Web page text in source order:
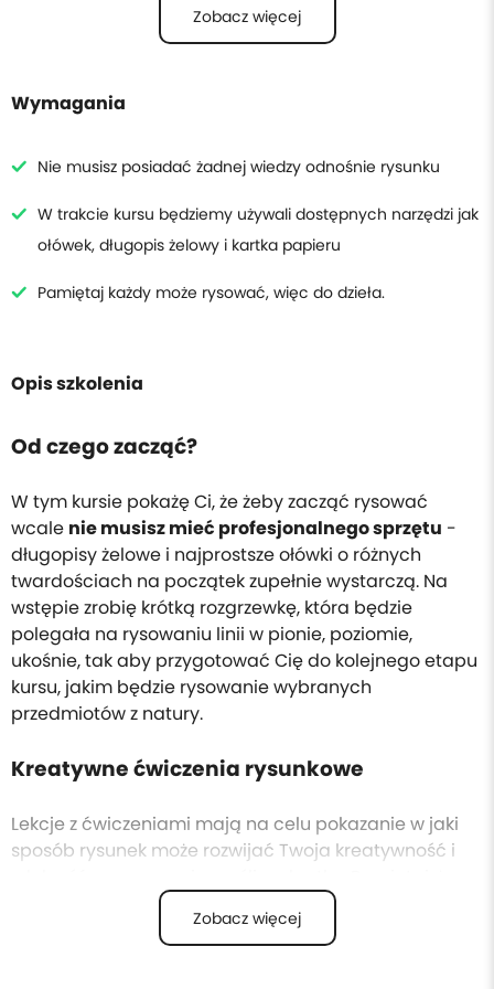
Rysowania ArchitekturyZobacz więcej
Wymagania
Nie musisz posiadać żadnej wiedzy odnośnie rysunku
W trakcie kursu będziemy używali dostępnych narzędzi jak
ołówek, długopis żelowy i kartka papieru
Pamiętaj każdy może rysować, więc do dzieła.
Opis szkolenia
Od czego zacząć?
W tym kursie pokażę Ci, że żeby zacząć rysować
wcale nie musisz mieć profesjonalnego sprzętu -
długopisy żelowe i najprostsze ołówki o różnych
twardościach na początek zupełnie wystarczą. Na
wstępie zrobię krótką rozgrzewkę, która będzie
polegała na rysowaniu linii w pionie, poziomie,
ukośnie, tak aby przygotować Cię do kolejnego etapu
kursu, jakim będzie rysowanie wybranych
przedmiotów z natury.
Kreatywne ćwiczenia rysunkowe
Lekcje z ćwiczeniami mają na celu pokazanie w jaki
sposób rysunek może rozwijać Twoja kreatywność i
nie zawsze liczy się efekt końcowy, ale również cały
proces przez który przechodzisz. Nawet jeśli nie
Zobacz więcej